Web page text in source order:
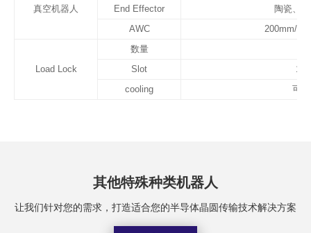
真空机器人
End Effector
陶瓷、
AWC
200mm/
Load Lock
数量
Slot
cooling
可
其他特殊种类机器人
让我们针对您的需求，打造适合您的半导体晶圆传输技术解决方案